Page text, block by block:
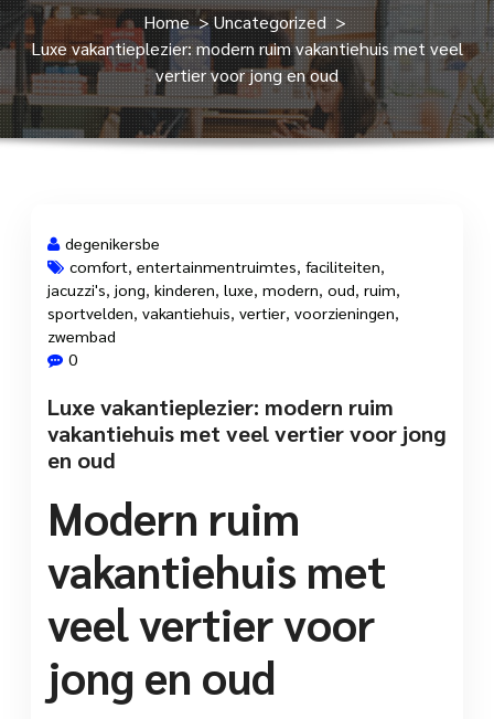
Home>Uncategorized>
Luxe vakantieplezier: modern ruim vakantiehuis met veel
vertier voor jong en oud
30 jun, 2025
degenikersbe
comfort entertainmentruimtes faciliteiten
jacuzzi's jong kinderen luxe modern oud ruim
sportvelden vakantiehuis vertier voorzieningen
zwembad
0
Luxe vakantieplezier: modern ruim
vakantiehuis met veel vertier voor jong
en oud
Modern ruim
vakantiehuis met
veel vertier voor
jong en oud